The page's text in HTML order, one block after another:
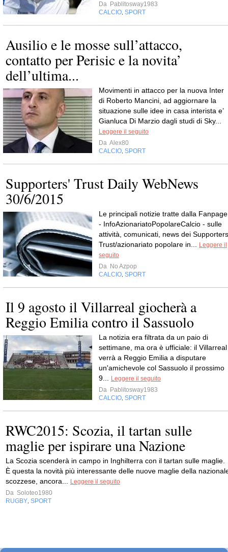
Da Pablitosway1983
CALCIO SPORT
Ausilio e le mosse sull’attacco,
contatto per Perisic e la novita’
dell’ultima...
Movimenti in attacco per la nuova Inter
di Roberto Mancini, ad aggiornare la
situazione sulle idee in casa interista e’
Gianluca Di Marzio dagli studi di Sky...
Leggere il seguito
Da Alex80
CALCIO SPORT
Supporters' Trust Daily WebNews
30/6/2015
Le principali notizie tratte dalla Fanpage
- InfoAzionariatoPopolareCalcio - sulle
attività, comunicati, news dei
Trust/azionariato popolare in...
Leggere il
seguito
Da No Azpop
CALCIO SPORT
Il 9 agosto il Villarreal giocherà a
Reggio Emilia contro il Sassuolo
La notizia era filtrata da un paio di
settimane, ma ora è ufficiale: il Villarreal
verrà a Reggio Emilia a disputare
un'amichevole col Sassuolo il prossimo
9...
Leggere il seguito
Da Pablitosway1983
CALCIO SPORT
RWC2015: Scozia, il tartan sulle
maglie per ispirare una Nazione
La Scozia scenderà in campo in Inghilterra con il tartan sulle maglie.
È questa la novità più interessante delle nuove maglie della
scozzese, ancora...
Leggere il seguito
Da Soloteo1980
RUGBY SPORT